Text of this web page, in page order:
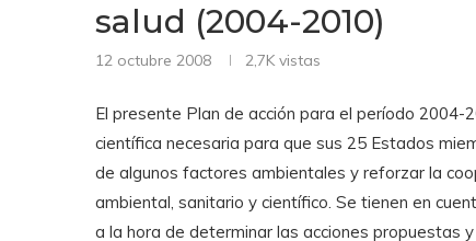
salud (2004-2010)
12 octubre 2008 2,7K vistas
El presente Plan de acción para el período
científica necesaria para que sus 25 Estados
de algunos factores ambientales y reforzar la
ambiental, sanitario y científico. Se tienen en
a la hora de determinar las acciones propuestas